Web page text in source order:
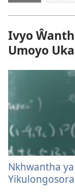
Ivyo
Umoyo
Nkhwantha